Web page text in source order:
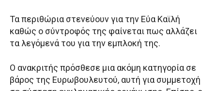
Τα περιθώρια στενεύουν για την Εύα Καϊλή
καθώς ο σύντροφός της φαίνεται πως αλλάζει
τα λεγόμενά του για την εμπλοκή της.
Ο ανακριτής πρόσθεσε μια ακόμη κατηγορία σε
βάρος της Ευρωβουλευτού, αυτή για συμμετοχή